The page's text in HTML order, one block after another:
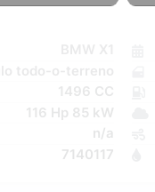
1496 CC
116 Hp 85 kW
n/a
7140117